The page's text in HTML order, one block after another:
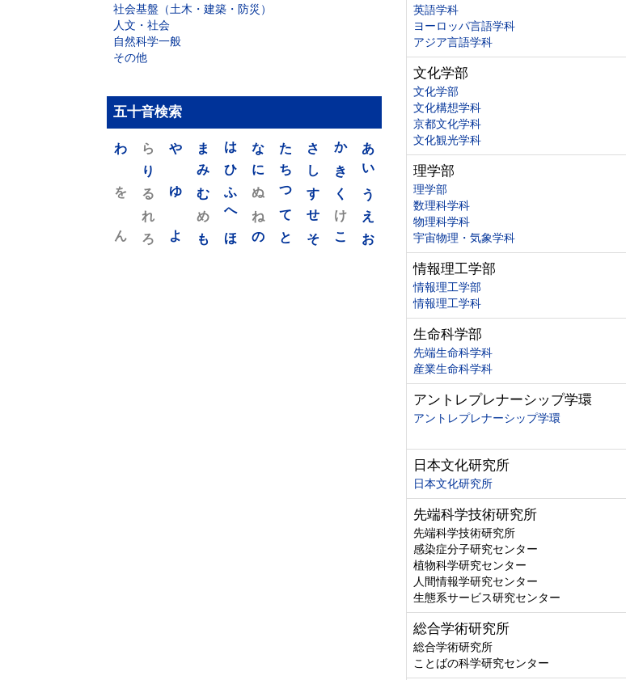
社会基盤（土木・建築・防災）
人文・社会
自然科学一般
その他
五十音検索
あ
い
う
え
お
か
き
く
け
こ
さ
し
す
せ
そ
た
ち
つ
て
と
な
に
ぬ
ね
の
は
ひ
ふ
へ
ほ
ま
み
む
め
も
や
ゆ
よ
ら
り
る
れ
ろ
わ
を
ん
英語学科
ヨーロッパ言語学科
アジア言語学科
文化学部
文化学部
文化構想学科
京都文化学科
文化観光学科
理学部
理学部
数理科学科
物理科学科
宇宙物理・気象学科
情報理工学部
情報理工学部
情報理工学科
生命科学部
先端生命科学科
産業生命科学科
アントレプレナーシップ学環
アントレプレナーシップ学環
日本文化研究所
日本文化研究所
先端科学技術研究所
先端科学技術研究所
感染症分子研究センター
植物科学研究センター
人間情報学研究センター
生態系サービス研究センター
総合学術研究所
総合学術研究所
ことばの科学研究センター